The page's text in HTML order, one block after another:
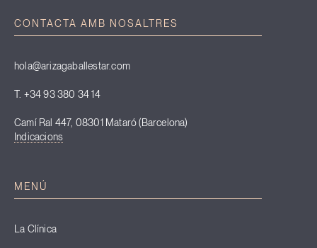
CONTACTA AMB NOSALTRES
hola@arizagaballestar.com
T. +34 93 380 34 14
Camí Ral 447, 08301 Mataró (Barcelona)
Indicacions
MENÚ
La Clínica